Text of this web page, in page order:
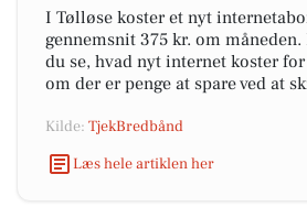
I Tølløse koster et nyt
gennemsnit 375 kr. om
du se, hvad nyt internet koster
om der er penge at spare ved at
Kilde: TjekBredbånd
Læs hele artiklen her